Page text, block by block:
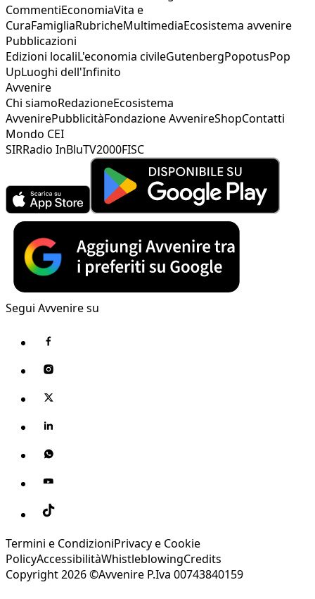
CommentiEconomiaVita e
CuraFamigliaRubricheMultimediaEcosistema avvenire
Pubblicazioni
Edizioni localiL'economia civileGutenbergPopotusPop
UpLuoghi dell'Infinito
Avvenire
Chi siamoRedazioneEcosistema
AvvenirePubblicitàFondazione AvvenireShopContatti
Mondo CEI
SIRRadio InBluTV2000FISC
Segui Avvenire su
Termini e CondizioniPrivacy e Cookie
PolicyAccessibilitàWhistleblowingCredits
Copyright 2026 ©Avvenire P.Iva 00743840159